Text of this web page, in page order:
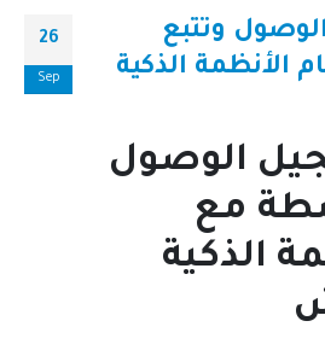
26
Sep
وتتبع
الأنظمة الذكية
الوصول
مع
الذكية